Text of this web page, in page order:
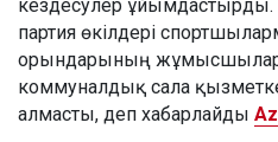
кездесулер
партия өкілдері
орындарының
коммуналдық сала
алмасты, деп хабарлайды